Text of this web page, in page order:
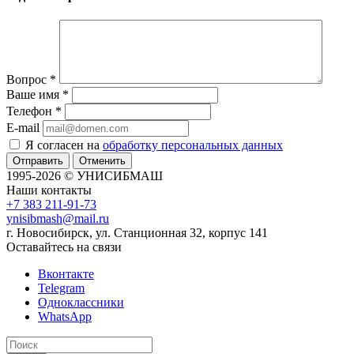
Вопрос *
Ваше имя *
Телефон *
E-mail
Я согласен на обработку персональных данных
Отменить
1995-2026 © УНИСИБМАШ
Наши контакты
+7 383 211-91-73
ynisibmash@mail.ru
г. Новосибирск, ул. Станционная 32, корпус 141
Оставайтесь на связи
Вконтакте
Telegram
Одноклассники
WhatsApp